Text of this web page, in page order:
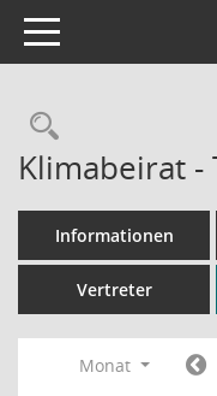
Toggle navigation
Klimabeirat -
Informationen
Vertreter
Monat